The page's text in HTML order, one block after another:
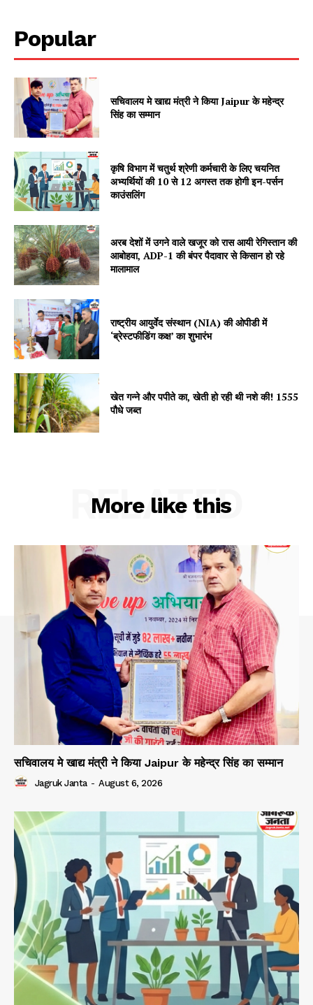
Company
About
Contact us
Subscription Plans
My account
Popular
सचिवालय मे खाद्य मंत्री ने किया Jaipur के महेन्द्र
सिंह का सम्मान
कृषि विभाग में चतुर्थ श्रेणी कर्मचारी के लिए चयनित
अभ्यर्थियों की 10 से 12 अगस्त तक होगी इन-पर्सन
काउंसलिंग
अरब देशों में उगने वाले खजूर को रास आयी रेगिस्तान की
आबोहवा, ADP-1 की बंपर पैदावार से किसान हो रहे
मालामाल
राष्ट्रीय आयुर्वेद संस्थान (NIA) की ओपीडी में
‘ब्रेस्टफीडिंग कक्ष’ का शुभारंभ
खेत गन्ने और पपीते का, खेती हो रही थी नशे की! 1555
पौधे जब्त
More like this
RELATED
सचिवालय मे खाद्य मंत्री ने किया Jaipur के महेन्द्र सिंह का सम्मान
Jagruk Janta - August 6, 2026